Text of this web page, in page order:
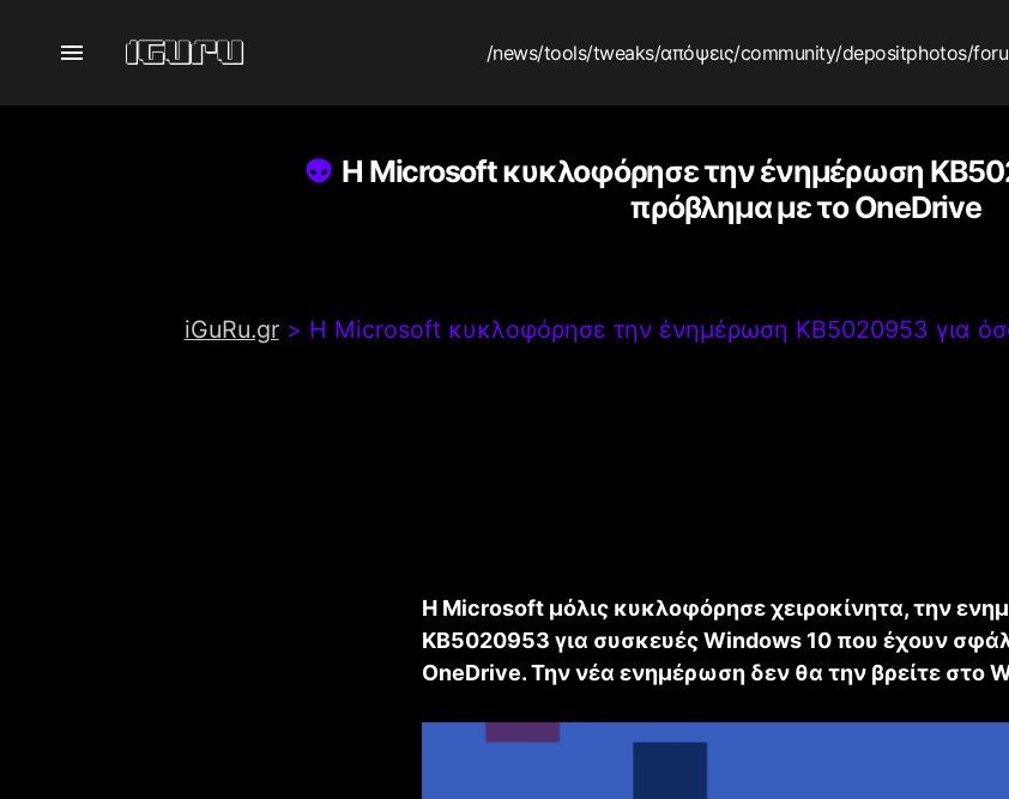
/news/tools/tweaks/απόψεις/community/depositphotos/
Η Microsoft κυκλοφόρησε την ένημέρωση
πρόβλημα με το OneDrive
iGuRu.gr> Η Microsoft κυκλοφόρησε την ένημέρωση KB5020953 για
Η Microsoft μόλις κυκλοφόρησε χειροκίνητα, την
KB5020953 για συσκευές Windows 10 που έχουν
OneDrive. Την νέα ενημέρωση δεν θα την βρείτε στο